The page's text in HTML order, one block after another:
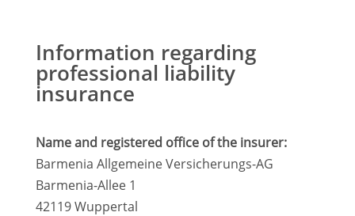
Information regarding
professional liability
insurance
Name and registered office of the insurer:
Barmenia Allgemeine Versicherungs-AG
Barmenia-Allee 1
42119 Wuppertal